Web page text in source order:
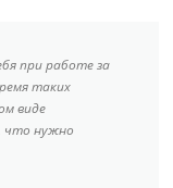
при работе за
таких
виде
что нужно